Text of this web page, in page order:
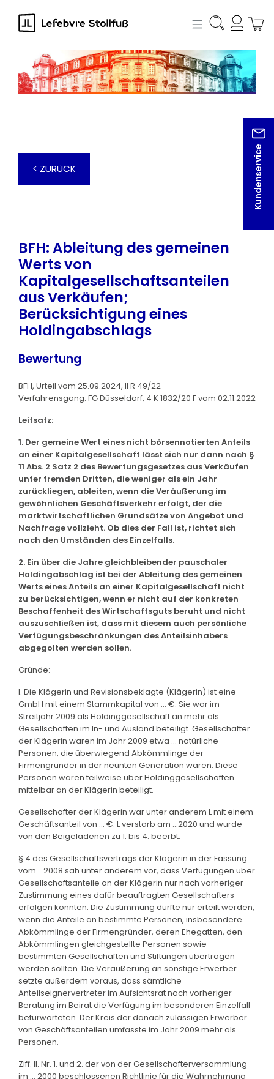
springen
Kundenservice
< ZURÜCK
BFH: Ableitung des gemeinen
Werts von
Kapitalgesellschaftsanteilen
aus Verkäufen;
Berücksichtigung eines
Holdingabschlags
Bewertung
BFH, Urteil vom 25.09.2024, II R 49/22
Verfahrensgang: FG Düsseldorf, 4 K 1832/20 F vom 02.11.2022
Leitsatz:
1. Der gemeine Wert eines nicht börsennotierten Anteils
an einer Kapitalgesellschaft lässt sich nur dann nach §
11 Abs. 2 Satz 2 des Bewertungsgesetzes aus Verkäufen
unter fremden Dritten, die weniger als ein Jahr
zurückliegen, ableiten, wenn die Veräußerung im
gewöhnlichen Geschäftsverkehr erfolgt, der die
marktwirtschaftlichen Grundsätze von Angebot und
Nachfrage vollzieht. Ob dies der Fall ist, richtet sich
nach den Umständen des Einzelfalls.
2. Ein über die Jahre gleichbleibender pauschaler
Holdingabschlag ist bei der Ableitung des gemeinen
Werts eines Anteils an einer Kapitalgesellschaft nicht
zu berücksichtigen, wenn er nicht auf der konkreten
Beschaffenheit des Wirtschaftsguts beruht und nicht
auszuschließen ist, dass mit diesem auch persönliche
Verfügungsbeschränkungen des Anteilsinhabers
abgegolten werden sollen.
Gründe:
I. Die Klägerin und Revisionsbeklagte (Klägerin) ist eine
GmbH mit einem Stammkapital von ... €. Sie war im
Streitjahr 2009 als Holdinggesellschaft an mehr als ...
Gesellschaften im In- und Ausland beteiligt. Gesellschafter
der Klägerin waren im Jahr 2009 etwa ... natürliche
Personen, die überwiegend Abkömmlinge der
Firmengründer in der neunten Generation waren. Diese
Personen waren teilweise über Holdinggesellschaften
mittelbar an der Klägerin beteiligt.
Gesellschafter der Klägerin war unter anderem L mit einem
Geschäftsanteil von ... €. L verstarb am ...2020 und wurde
von den Beigeladenen zu 1. bis 4. beerbt.
§ 4 des Gesellschaftsvertrags der Klägerin in der Fassung
vom ...2008 sah unter anderem vor, dass Verfügungen über
Gesellschaftsanteile an der Klägerin nur nach vorheriger
Zustimmung eines dafür beauftragten Gesellschafters
erfolgen konnten. Die Zustimmung durfte nur erteilt werden,
wenn die Anteile an bestimmte Personen, insbesondere
Abkömmlinge der Firmengründer, deren Ehegatten, den
Abkömmlingen gleichgestellte Personen sowie
bestimmten Gesellschaften und Stiftungen übertragen
werden sollten. Die Veräußerung an sonstige Erwerber
setzte außerdem voraus, dass sämtliche
Anteilseignervertreter im Aufsichtsrat nach vorheriger
Beratung im Beirat die Verfügung im besonderen Einzelfall
befürworteten. Der Kreis der danach zulässigen Erwerber
von Geschäftsanteilen umfasste im Jahr 2009 mehr als ...
Personen.
Ziff. II. Nr. 1. und 2. der von der Gesellschafterversammlung
im ... 2000 beschlossenen Richtlinie für die Wahrnehmung